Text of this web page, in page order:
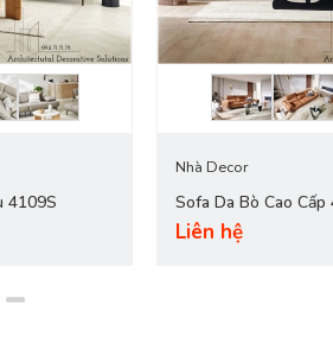
4109S
Nhà Decor
Sofa Da Bò Cao Cấp
Liên hệ